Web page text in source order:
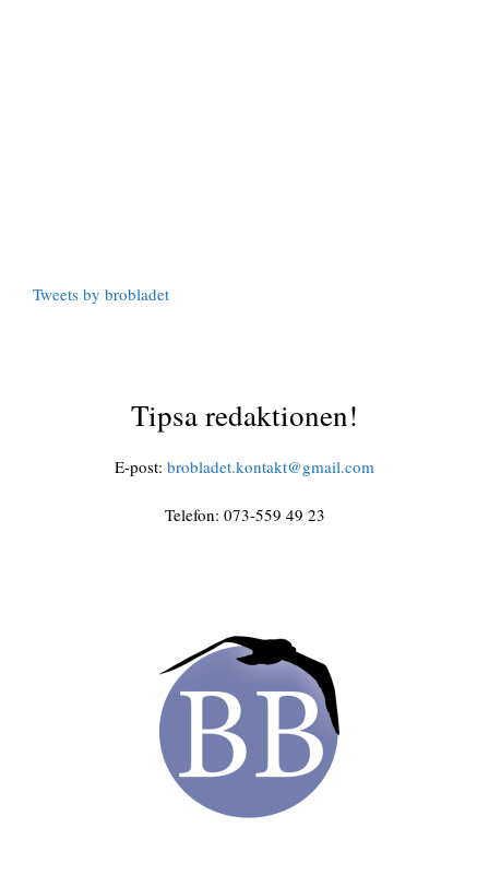
Tweets by brobladet
Tipsa redaktionen!
E-post: brobladet.kontakt@gmail.com
Telefon: 073-559 49 23